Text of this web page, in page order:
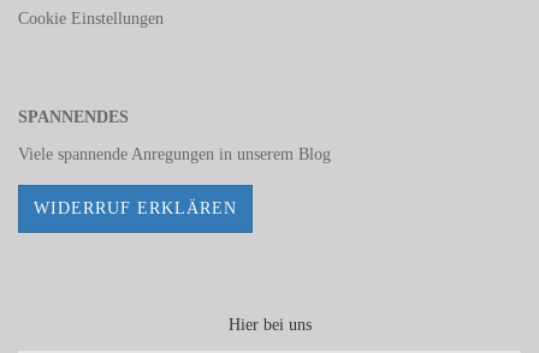
Cookie Einstellungen
SPANNENDES
Viele spannende Anregungen in unserem Blog
WIDERRUF ERKLÄREN
Hier bei uns